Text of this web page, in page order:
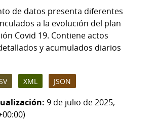
de datos presenta diferentes
a la evolución del plan
Covid 19. Contiene actos
y acumulados diarios
XML JSON
9 de julio de 2025,